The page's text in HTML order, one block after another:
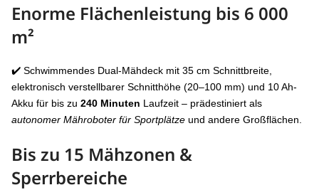
Enorme Flächenleistung bis 6 000
m²
✔️ Schwimmendes Dual-Mähdeck mit 35 cm Schnittbreite,
elektronisch verstellbarer Schnitthöhe (20–100 mm) und 10 Ah-
Akku für bis zu 240 Minuten Laufzeit – prädestiniert als
autonomer Mähroboter für Sportplätze und andere Großflächen.
Bis zu 15 Mähzonen &
Sperrbereiche